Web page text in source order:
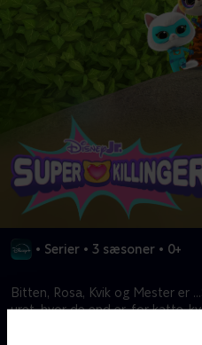
• Serier • 3 sæsoner • 0+
Bitten, Rosa, Kvik og Mester er
uret, hvor de end er, for katte-
skal gøre verden til et rarere